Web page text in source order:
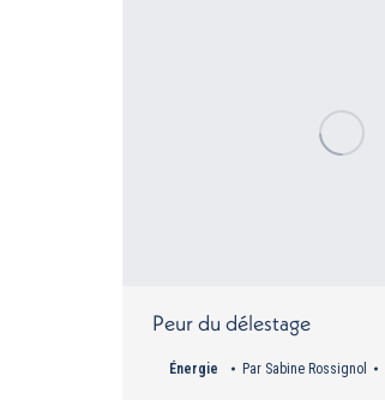
Peur du délestage
Énergie Par Sabine Rossignol